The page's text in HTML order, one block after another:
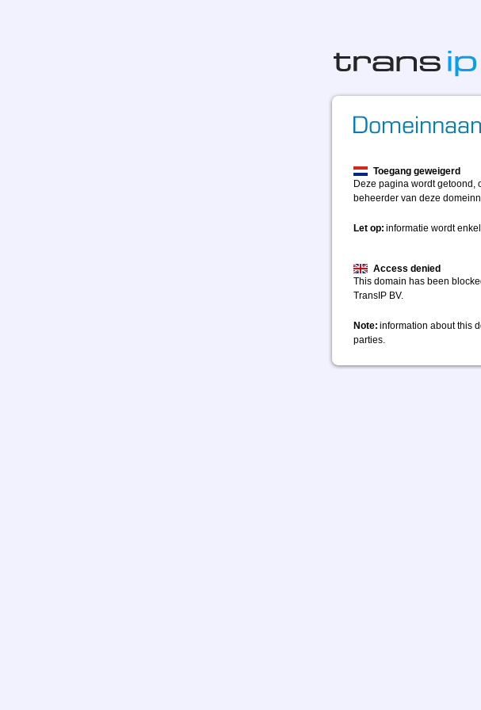
Toegang geweigerd
Deze pagina wordt getoond,
beheerder van deze
Let op: informatie wordt
Access denied
This domain has been
TransIP BV.
Note: information about this
parties.